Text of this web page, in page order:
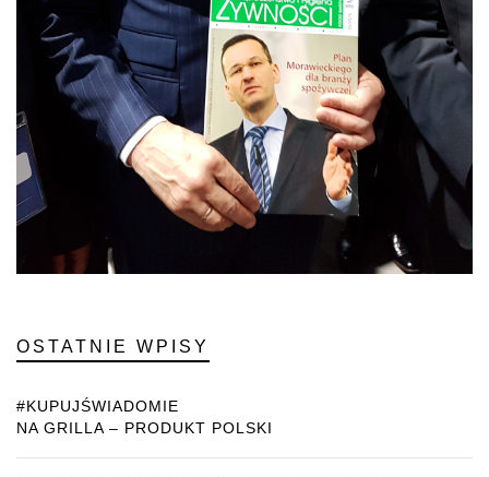
OSTATNIE WPISY
#KUPUJŚWIADOMIE
NA GRILLA – PRODUKT POLSKI